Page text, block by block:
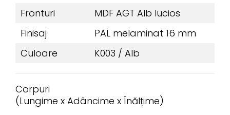
Fronturi
MDF AGT Alb lucios
Finisaj
PAL melaminat 16 mm
Culoare
K003 / Alb
Corpuri
(Lungime x Adâncime x Înălțime)